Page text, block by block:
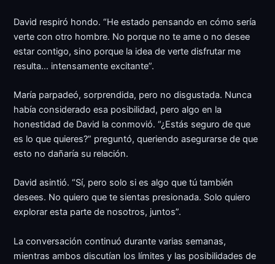
David respiró hondo. “He estado pensando en cómo sería
verte con otro hombre. No porque no te ame o no desee
estar contigo, sino porque la idea de verte disfrutar me
resulta… intensamente excitante”.
María parpadeó, sorprendida, pero no disgustada. Nunca
había considerado esa posibilidad, pero algo en la
honestidad de David la conmovió. “¿Estás seguro de que
es lo que quieres?” preguntó, queriendo asegurarse de que
esto no dañaría su relación.
David asintió. “Sí, pero solo si es algo que tú también
desees. No quiero que te sientas presionada. Solo quiero
explorar esta parte de nosotros, juntos”.
La conversación continuó durante varias semanas,
mientras ambos discutían los límites y las posibilidades de